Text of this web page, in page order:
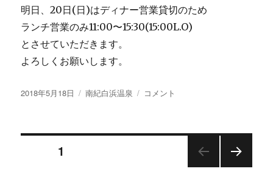
明日、20日(日)はディナー営業貸切のため
ランチ営業のみ11:00〜15:30(15:00L.O)
とさせていただきます。
よろしくお願いします。
投
2018年5月18日
カ
リ
南紀白浜温泉
5
日
コメント
ページ1